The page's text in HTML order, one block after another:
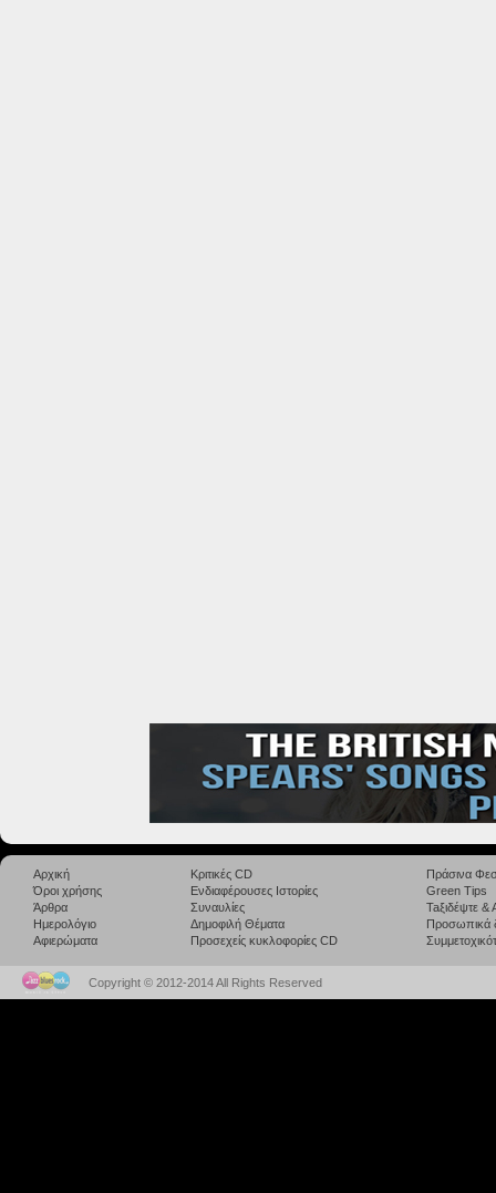
Αρχική
Όροι χρήσης
Άρθρα
Ημερολόγιο
Αφιερώματα
Κριτικές CD
Ενδιαφέρουσες Ιστορίες
Συναυλίες
Δημοφιλή Θέματα
Προσεχείς κυκλοφορίες CD
Πράσινα
Green Tips
Taξιδέψτε
Προσωπικά
Copyright © 2012-2014 All Rights Reserved